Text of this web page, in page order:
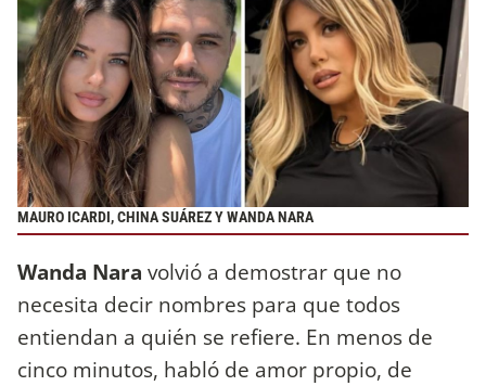
MAURO ICARDI, CHINA SUÁREZ Y WANDA NARA
Wanda Nara volvió a demostrar que no
necesita decir nombres para que todos
entiendan a quién se refiere. En menos de
cinco minutos, habló de amor propio, de